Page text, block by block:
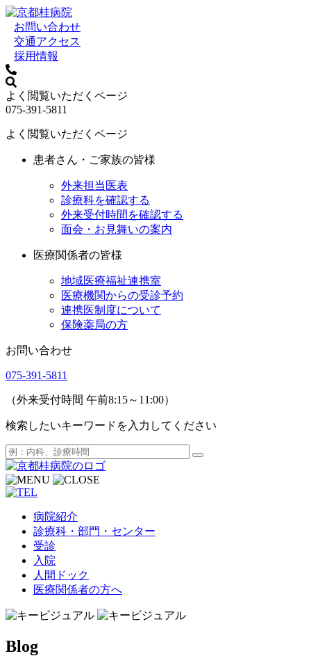
お問い合わせ
交通アクセス
採用情報
よく閲覧いただくページ
075-391-5811
よく閲覧いただくページ
患者さん・ご家族の皆様
外来担当医表
診療科を確認する
外来受付時間を確認する
面会・お見舞いの案内
医療関係者の皆様
地域医療福祉連携室
医療機関からの受診予約
連携医制度について
保険薬局の方
お問い合わせ
075-391-5811
（外来受付時間 午前8:15～11:00）
検索したいキーワードを入力してください
病院紹介
診療科・部門・センター
受診
入院
人間ドック
医療関係者の方へ
Blog